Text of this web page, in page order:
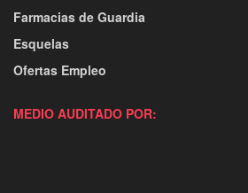
Farmacias de Guardia
Esquelas
Ofertas Empleo
MEDIO AUDITADO POR: